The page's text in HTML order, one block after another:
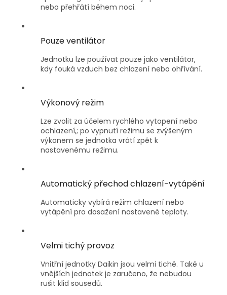
nebo přehřátí během noci.
Pouze ventilátor
Jednotku lze používat pouze jako ventilátor,
kdy fouká vzduch bez chlazení nebo ohřívání.
Výkonový režim
Lze zvolit za účelem rychlého vytopení nebo
ochlazení,; po vypnutí režimu se zvýšeným
výkonem se jednotka vrátí zpět k
nastavenému režimu.
Automatický přechod chlazení-vytápění
Automaticky vybírá režim chlazení nebo
vytápění pro dosažení nastavené teploty.
Velmi tichý provoz
Vnitřní jednotky Daikin jsou velmi tiché. Také u
vnějších jednotek je zaručeno, že nebudou
rušit klid sousedů.